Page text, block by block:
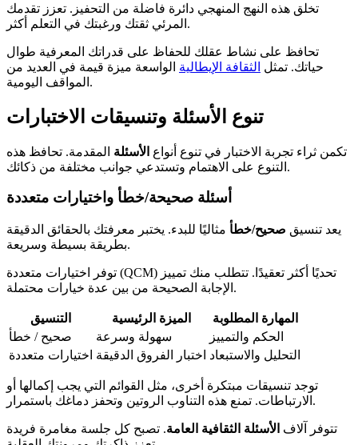
تخلق هذه النهج المنهجي دائرة فاضلة من التحفيز. تعزز تقدمك
المرئي ثقتك ورغبتك في التعلم أكثر.
تحافظ على نشاط عقلك للحفاظ على قدراتك المعرفية طوال
حياتك. تمثل الثقافة الإيطالية الواسعة ميزة قيمة في العديد من
المواقف اليومية.
تنوع الأسئلة وتنسيقات الاختبارات
تكمن ثراء تجربة الاختبار في تنوع أنواع الأسئلة المقدمة. تحافظ هذه
التنوع على الاهتمام وتستدعي جوانب مختلفة من ذكائك.
أسئلة صحيحة/خطأ واختيارات متعددة
يعد تنسيق صحيح/خطأ مثاليًا للبدء. يختبر معرفتك بالحقائق الدقيقة
بطريقة بسيطة وسريعة.
توفر اختيارات متعددة (QCM) تحديًا أكثر تعقيدًا. تتطلب منك تمييز
الإجابة الصحيحة من بين عدة خيارات محتملة.
التنسيق الميزة الرئيسية
المهارة المطلوبة
صحيح / خطأ
سهولة وسرعة
الحكم والتمييز
اختيارات متعددة اختبار الفروق الدقيقة التحليل والاستبعاد
توجد تنسيقات مبتكرة أخرى، مثل القوائم التي يجب إكمالها أو
الارتباطات. تمنع هذه التناوب الروتين وتحفز دماغك باستمرار.
تتوفر آلاف الأسئلة الثقافية العامة. تصبح كل جلسة مغامرة فريدة